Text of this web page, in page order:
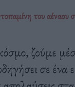
του αέναου
ζούμε
σε